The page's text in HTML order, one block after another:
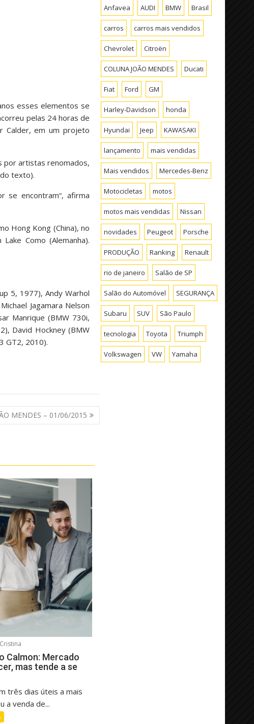
esses elementos se
pelas 24 horas de
Calder, em um projeto
por artistas renomados,
texto).
se encontram“, afirma
Hong Kong (China), no
Como (Alemanha).
5, 1977), Andy Warhol
Jagamara Nelson
Manrique (BMW 730i,
David Hockney (BMW
GT2, 2010).
MENDES – 01/06/2015
Calmon: Mercado
mas tende a se
três dias úteis a mais
a venda de...
Anfavea AUDI BMW Brasil
carros carros mais vendidos
Chevrolet Citroën
COLUNA JOÃO MENDES Ducati
Fiat Ford GM
Harley-Davidson honda
Hyundai Jeep KAWASAKI
lançamento mais vendidas
Mais vendidos Mercedes-Benz
Motocicletas motos
motos mais vendidas Nissan
novidades Peugeot Porsche
PRODUÇÃO Ranking Renault
rio de janeiro Salão de SP
Salão do Automóvel SEGURANÇA
Subaru SUV São Paulo
tecnologia Toyota Triumph
Volkswagen VW Yamaha